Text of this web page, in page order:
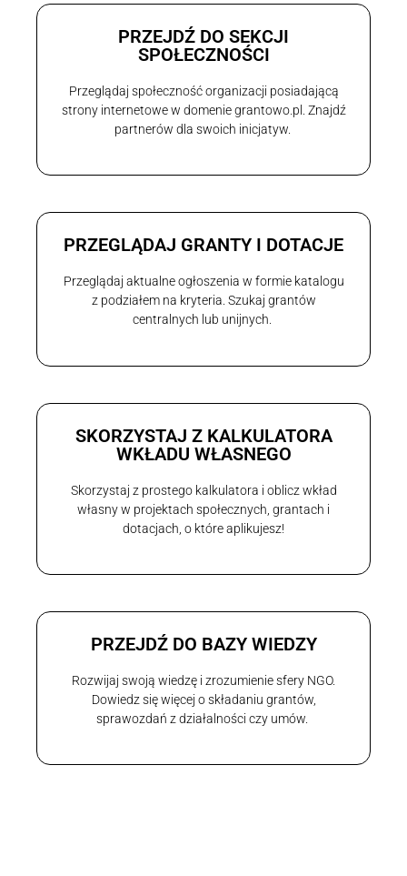
PRZEJDŹ DO SEKCJI
SPOŁECZNOŚCI
Przeglądaj społeczność organizacji posiadającą
strony internetowe w domenie grantowo.pl. Znajdź
partnerów dla swoich inicjatyw.
PRZEGLĄDAJ GRANTY I DOTACJE
Przeglądaj aktualne ogłoszenia w formie katalogu
z podziałem na kryteria. Szukaj grantów
centralnych lub unijnych.
SKORZYSTAJ Z KALKULATORA
WKŁADU WŁASNEGO
Skorzystaj z prostego kalkulatora i oblicz wkład
własny w projektach społecznych, grantach i
dotacjach, o które aplikujesz!
PRZEJDŹ DO BAZY WIEDZY
Rozwijaj swoją wiedzę i zrozumienie sfery NGO.
Dowiedz się więcej o składaniu grantów,
sprawozdań z działalności czy umów.